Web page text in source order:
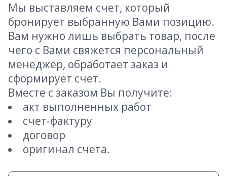
Мы выставляем счет, который
бронирует выбранную Вами позицию.
Вам нужно лишь выбрать товар, после
чего с Вами свяжется персональный
менеджер, обработает заказ и
сформирует счет.
Вместе с заказом Вы получите:
акт выполненных работ
счет-фактуру
договор
оригинал счета.